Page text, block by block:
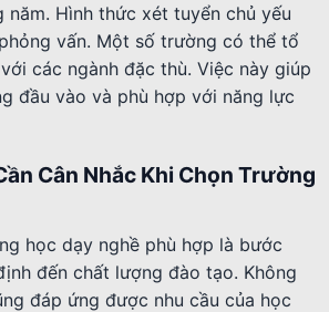
Hình thức xét tuyển chủ yếu
vấn. Một số trường có thể tổ
các ngành đặc thù. Việc này giúp
đầu vào và phù hợp với năng lực
Cân Nhắc Khi Chọn Trường
học dạy nghề phù hợp là bước
đến chất lượng đào tạo. Không
đáp ứng được nhu cầu của học